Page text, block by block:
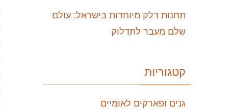
תחנות דלק מיוחדות בישראל: עולם
שלם מעבר לתדלוק
קטגוריות
גנים ופארקים לאומיים